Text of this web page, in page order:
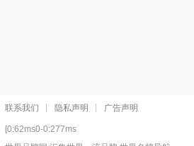
联系我们 隐私声明 广告声明
[0:62ms0-0:277ms